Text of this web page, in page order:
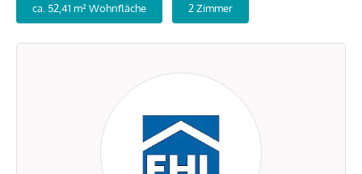
ca. 52,41 m² Wohnfläche 2 Zimmer